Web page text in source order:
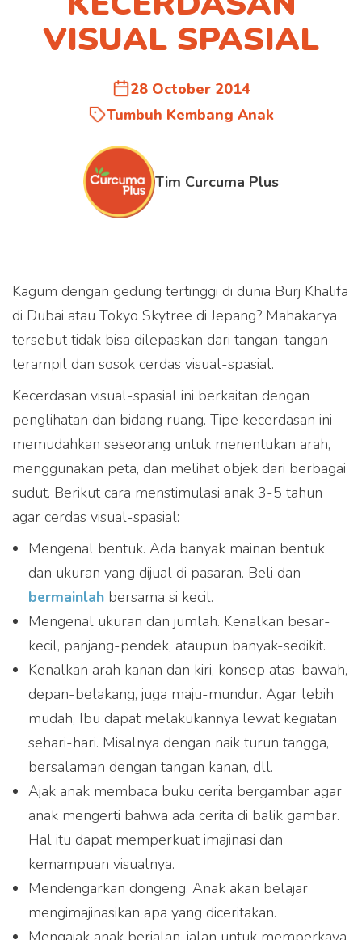
VISUAL SPASIAL
28 October 2014
Tumbuh Kembang Anak
Tim Curcuma Plus
Kagum dengan gedung tertinggi di dunia Burj Khalifa
di Dubai atau Tokyo Skytree di Jepang? Mahakarya
tersebut tidak bisa dilepaskan dari tangan-tangan
terampil dan sosok cerdas visual-spasial.
Kecerdasan visual-spasial ini berkaitan dengan
penglihatan dan bidang ruang. Tipe kecerdasan ini
memudahkan seseorang untuk menentukan arah,
menggunakan peta, dan melihat objek dari berbagai
sudut. Berikut cara menstimulasi anak 3-5 tahun
agar cerdas visual-spasial:
Mengenal bentuk. Ada banyak mainan bentuk
dan ukuran yang dijual di pasaran. Beli dan
bermainlah bersama si kecil.
Mengenal ukuran dan jumlah. Kenalkan besar-
kecil, panjang-pendek, ataupun banyak-sedikit.
Kenalkan arah kanan dan kiri, konsep atas-bawah,
depan-belakang, juga maju-mundur. Agar lebih
mudah, Ibu dapat melakukannya lewat kegiatan
sehari-hari. Misalnya dengan naik turun tangga,
bersalaman dengan tangan kanan, dll.
Ajak anak membaca buku cerita bergambar agar
anak mengerti bahwa ada cerita di balik gambar.
Hal itu dapat memperkuat imajinasi dan
kemampuan visualnya.
Mendengarkan dongeng. Anak akan belajar
mengimajinasikan apa yang diceritakan.